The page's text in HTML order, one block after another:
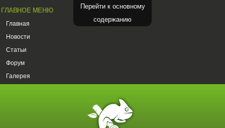
Перейти к основному
содержанию
ГЛАВНОЕ МЕНЮ
Главная
Новости
Статьи
Форум
Галерея